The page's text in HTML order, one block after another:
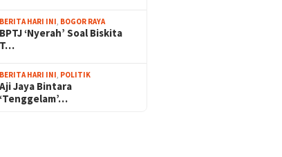
BERITA HARI INI, BOGOR RAYA
BPTJ ‘Nyerah’ Soal Biskita
T…
BERITA HARI INI, POLITIK
Aji Jaya Bintara
‘Tenggelam’…